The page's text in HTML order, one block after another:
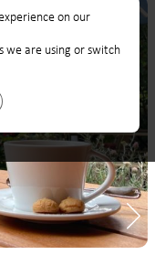
Route
on our
we are using or switch